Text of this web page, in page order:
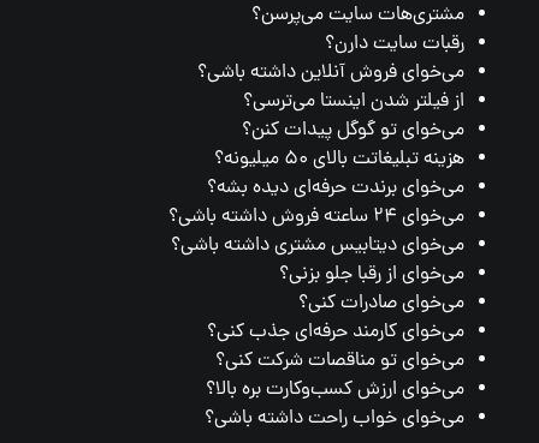
مشتری‌هات سایت می‌پرسن؟
رقبات سایت دارن؟
می‌خوای فروش آنلاین داشته باشی؟
از فیلتر شدن اینستا می‌ترسی؟
می‌خوای تو گوگل پیدات کنن؟
هزینه تبلیغاتت بالای ۵۰ میلیونه؟
می‌خوای برندت حرفه‌ای دیده بشه؟
می‌خوای ۲۴ ساعته فروش داشته باشی؟
می‌خوای دیتابیس مشتری داشته باشی؟
می‌خوای از رقبا جلو بزنی؟
می‌خوای صادرات کنی؟
می‌خوای کارمند حرفه‌ای جذب کنی؟
می‌خوای تو مناقصات شرکت کنی؟
می‌خوای ارزش کسب‌وکارت بره بالا؟
می‌خوای خواب راحت داشته باشی؟